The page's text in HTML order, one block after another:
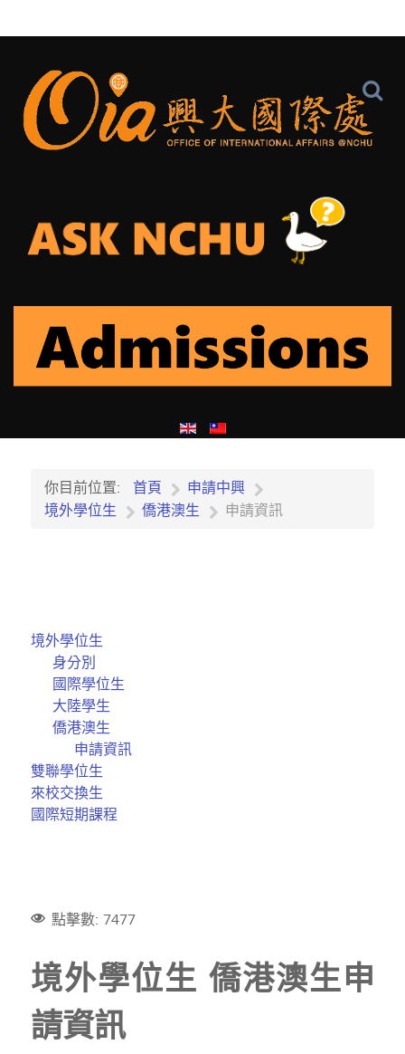
你目前位置: 首頁
申請中興
境外學位生
僑港澳生 申請資訊
境外學位生
身分別
國際學位生
大陸學生
僑港澳生
申請資訊
雙聯學位生
來校交換生
國際短期課程
點擊數: 7477
境外學位生 僑港澳生申
請資訊